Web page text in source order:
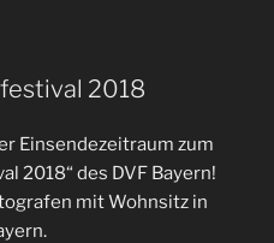
2018
Einsendezeitraum zum
2018“ des DVF Bayern!
mit Wohnsitz in